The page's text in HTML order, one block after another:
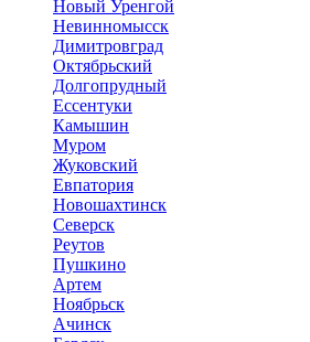
Новый Уренгой
Невинномысск
Димитровград
Октябрьский
Долгопрудный
Ессентуки
Камышин
Муром
Жуковский
Евпатория
Новошахтинск
Северск
Реутов
Пушкино
Артем
Ноябрьск
Ачинск